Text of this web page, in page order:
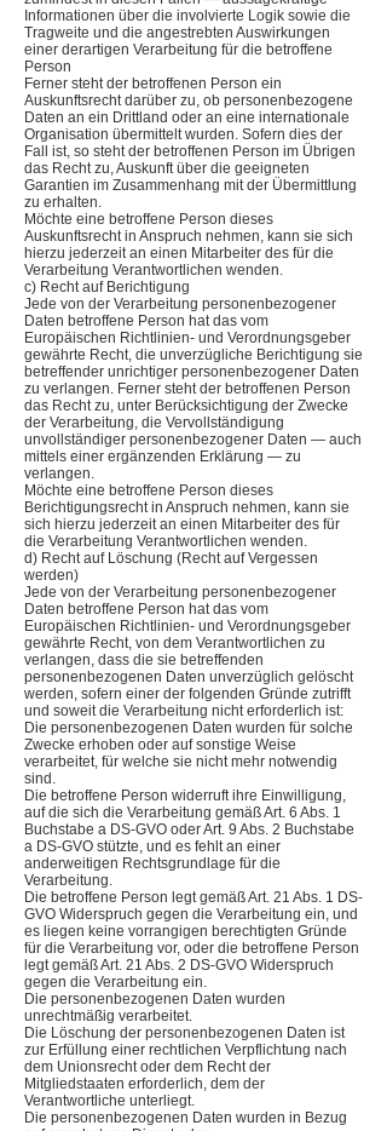
Informationen über die involvierte Logik sowie die
Tragweite und die angestrebten Auswirkungen
einer derartigen Verarbeitung für die betroffene
Person
Ferner steht der betroffenen Person ein
Auskunftsrecht darüber zu, ob personenbezogene
Daten an ein Drittland oder an eine internationale
Organisation übermittelt wurden. Sofern dies der
Fall ist, so steht der betroffenen Person im Übrigen
das Recht zu, Auskunft über die geeigneten
Garantien im Zusammenhang mit der Übermittlung
zu erhalten.
Möchte eine betroffene Person dieses
Auskunftsrecht in Anspruch nehmen, kann sie sich
hierzu jederzeit an einen Mitarbeiter des für die
Verarbeitung Verantwortlichen wenden.
c) Recht auf Berichtigung
Jede von der Verarbeitung personenbezogener
Daten betroffene Person hat das vom
Europäischen Richtlinien- und Verordnungsgeber
gewährte Recht, die unverzügliche Berichtigung sie
betreffender unrichtiger personenbezogener Daten
zu verlangen. Ferner steht der betroffenen Person
das Recht zu, unter Berücksichtigung der Zwecke
der Verarbeitung, die Vervollständigung
unvollständiger personenbezogener Daten — auch
mittels einer ergänzenden Erklärung — zu
verlangen.
Möchte eine betroffene Person dieses
Berichtigungsrecht in Anspruch nehmen, kann sie
sich hierzu jederzeit an einen Mitarbeiter des für
die Verarbeitung Verantwortlichen wenden.
d) Recht auf Löschung (Recht auf Vergessen
werden)
Jede von der Verarbeitung personenbezogener
Daten betroffene Person hat das vom
Europäischen Richtlinien- und Verordnungsgeber
gewährte Recht, von dem Verantwortlichen zu
verlangen, dass die sie betreffenden
personenbezogenen Daten unverzüglich gelöscht
werden, sofern einer der folgenden Gründe zutrifft
und soweit die Verarbeitung nicht erforderlich ist:
Die personenbezogenen Daten wurden für solche
Zwecke erhoben oder auf sonstige Weise
verarbeitet, für welche sie nicht mehr notwendig
sind.
Die betroffene Person widerruft ihre Einwilligung,
auf die sich die Verarbeitung gemäß Art. 6 Abs. 1
Buchstabe a DS-GVO oder Art. 9 Abs. 2 Buchstabe
a DS-GVO stützte, und es fehlt an einer
anderweitigen Rechtsgrundlage für die
Verarbeitung.
Die betroffene Person legt gemäß Art. 21 Abs. 1 DS-
GVO Widerspruch gegen die Verarbeitung ein, und
es liegen keine vorrangigen berechtigten Gründe
für die Verarbeitung vor, oder die betroffene Person
legt gemäß Art. 21 Abs. 2 DS-GVO Widerspruch
gegen die Verarbeitung ein.
Die personenbezogenen Daten wurden
unrechtmäßig verarbeitet.
Die Löschung der personenbezogenen Daten ist
zur Erfüllung einer rechtlichen Verpflichtung nach
dem Unionsrecht oder dem Recht der
Mitgliedstaaten erforderlich, dem der
Verantwortliche unterliegt.
Die personenbezogenen Daten wurden in Bezug